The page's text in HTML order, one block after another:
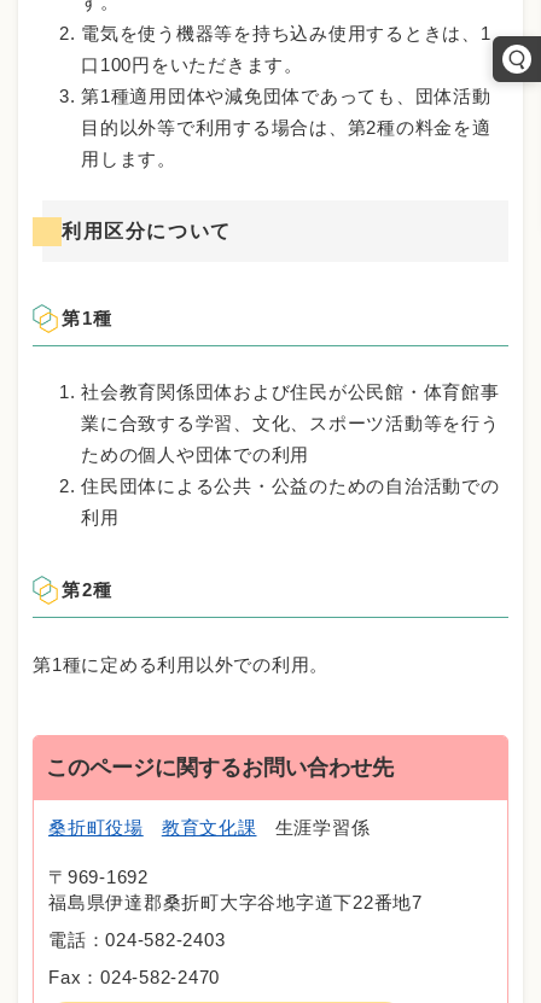
電気を使う機器等を持ち込み使用するときは、1
口100円をいただきます。
第1種適用団体や減免団体であっても、団体活動
目的以外等で利用する場合は、第2種の料金を適
用します。
利用区分について
第1種
社会教育関係団体および住民が公民館・体育館事
業に合致する学習、文化、スポーツ活動等を行う
ための個人や団体での利用
住民団体による公共・公益のための自治活動での
利用
第2種
第1種に定める利用以外での利用。
このページに関するお問い合わせ先
桑折町役場 教育文化課 生涯学習係
〒969-1692
福島県伊達郡桑折町大字谷地字道下22番地7
電話：024-582-2403
Fax：024-582-2470